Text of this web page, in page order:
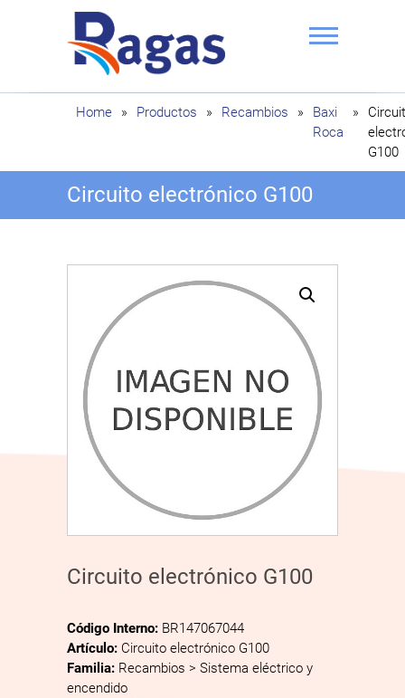
Ragas
Home » Productos » Recambios »
Baxi
Roca
»
G100
Circuito electrónico G100
Circuito electrónico G100
Código Interno: BR147067044
Artículo: Circuito electrónico G100
Familia: Recambios > Sistema eléctrico y
encendido